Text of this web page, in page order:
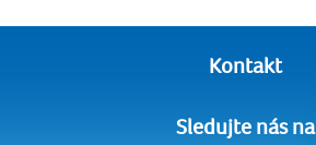
Kontakt
Sledujte nás na